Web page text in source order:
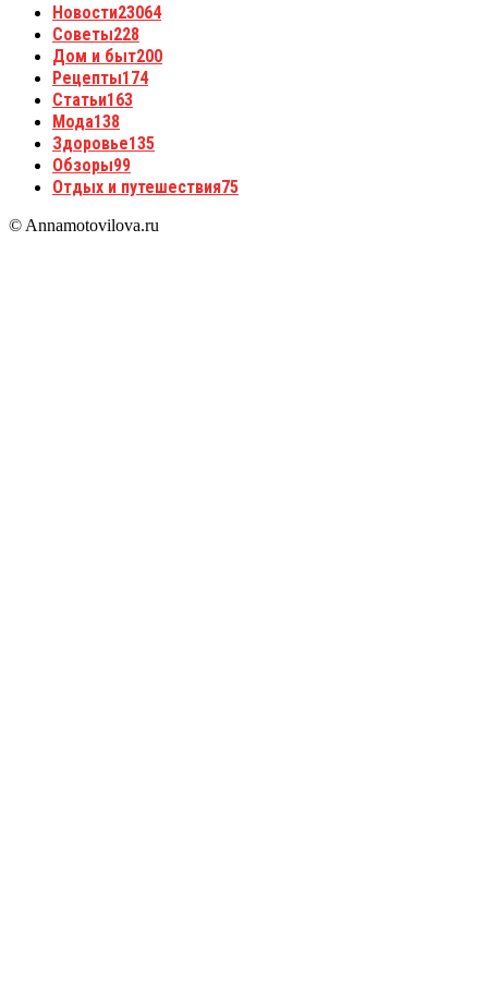
Новости23064
Советы228
Дом и быт200
Рецепты174
Статьи163
Мода138
Здоровье135
Обзоры99
Отдых и путешествия75
© Annamotovilova.ru